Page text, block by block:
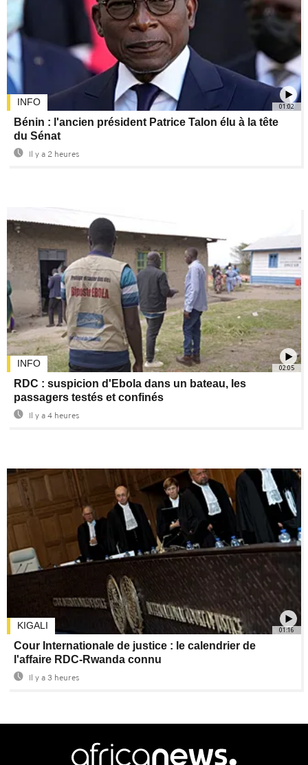
01:02
INFO
Bénin : l'ancien président Patrice Talon élu à la tête
du Sénat
Il y a 2 heures
02:05
INFO
RDC : suspicion d'Ebola dans un bateau, les
passagers testés et confinés
Il y a 4 heures
01:16
KIGALI
Cour Internationale de justice : le calendrier de
l'affaire RDC-Rwanda connu
Il y a 3 heures